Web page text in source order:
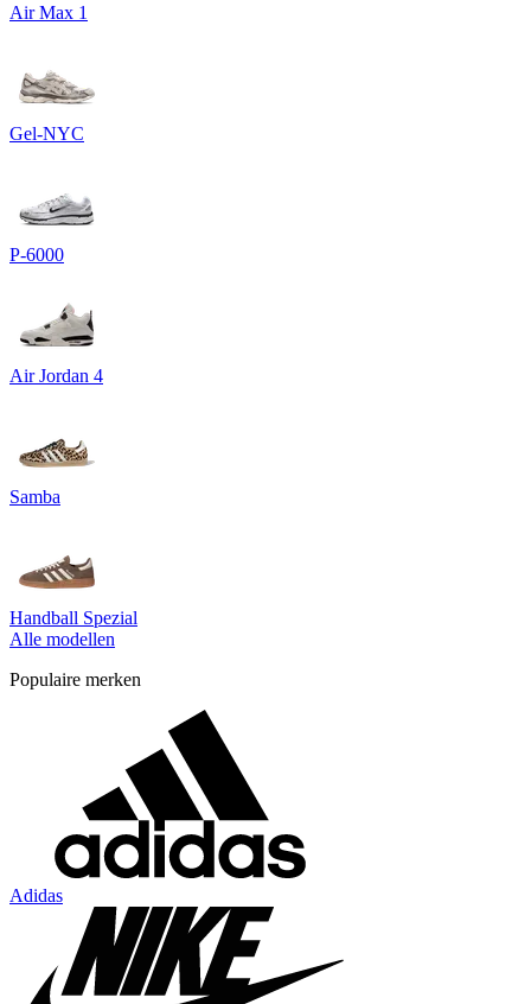
Air Max 1
Gel-NYC
P-6000
Air Jordan 4
Samba
Handball Spezial
Alle modellen
Populaire merken
Adidas